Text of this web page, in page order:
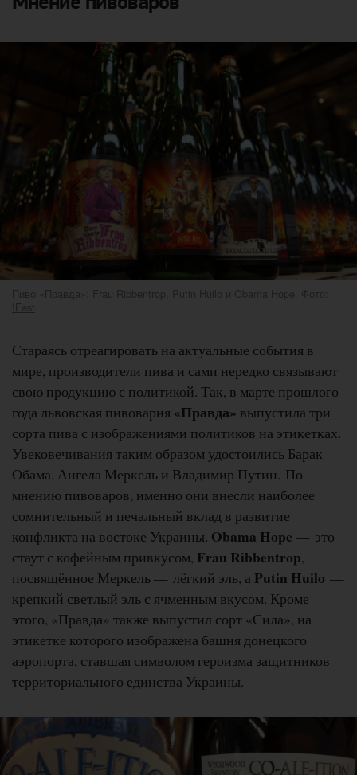
Пиво «Правда»: Frau Ribbentrop, Putin Huilo и Obama Hope. Фото:
!Fest
Стараясь отреагировать на актуальные события в
мире, производители пива и сами нередко связывают
свою продукцию с политикой. Так, в марте прошлого
года львовская пивоварня «Правда» выпустила три
сорта пива с изображениями политиков на этикетках.
Увековечивания таким образом удостоились Барак
Обама, Ангела Меркель и Владимир Путин. По
мнению пивоваров, именно они внесли наиболее
сомнительный и печальный вклад в развитие
конфликта на востоке Украины. Obama Hope — это
стаут с кофейным привкусом, Frau Ribbentrop,
посвящённое Меркель — лёгкий эль, а Putin Huilo —
крепкий светлый эль с ячменным вкусом. Кроме
этого, «Правда» также выпустил сорт «Сила», на
этикетке которого изображена башня донецкого
аэропорта, ставшая символом героизма защитников
территориального единства Украины.